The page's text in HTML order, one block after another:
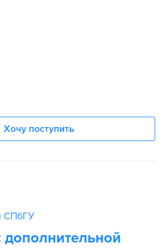
Хочу поступить
СПбГУ